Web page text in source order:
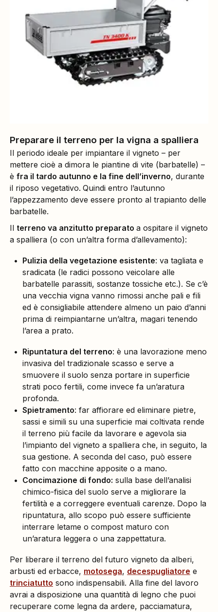
Preparare il terreno per la vigna a spalliera
Il periodo ideale per impiantare il vigneto – per
mettere cioè a dimora le piantine di vite (barbatelle) –
è fra il tardo autunno e la fine dell’inverno, durante
il riposo vegetativo. Quindi entro l’autunno
l’appezzamento deve essere pronto al trapianto delle
barbatelle.
Il terreno va anzitutto preparato a ospitare il vigneto
a spalliera (o con un’altra forma d’allevamento):
Pulizia della vegetazione esistente: va tagliata e
sradicata (le radici possono veicolare alle
barbatelle parassiti, sostanze tossiche etc.). Se c’è
una vecchia vigna vanno rimossi anche pali e fili
ed è consigliabile attendere almeno un paio d’anni
prima di reimpiantarne un’altra, magari tenendo
l’area a prato.
Ripuntatura del terreno: è una lavorazione meno
invasiva del tradizionale scasso e serve a
smuovere il suolo senza portare in superficie
strati poco fertili, come invece fa un’aratura
profonda.
Spietramento: far affiorare ed eliminare pietre,
sassi e simili su una superficie mai coltivata rende
il terreno più facile da lavorare e agevola sia
l’impianto del vigneto a spalliera che, in seguito, la
sua gestione. A seconda del caso, può essere
fatto con macchine apposite o a mano.
Concimazione di fondo: sulla base dell’analisi
chimico-fisica del suolo serve a migliorare la
fertilità e a correggere eventuali carenze. Dopo la
ripuntatura, allo scopo può essere sufficiente
interrare letame o compost maturo con
un’aratura leggera o una zappettatura.
Per liberare il terreno del futuro vigneto da alberi,
arbusti ed erbacce, motosega, decespugliatore e
trinciatutto sono indispensabili. Alla fine del lavoro
avrai a disposizione una quantità di legno che puoi
recuperare come legna da ardere, pacciamatura,